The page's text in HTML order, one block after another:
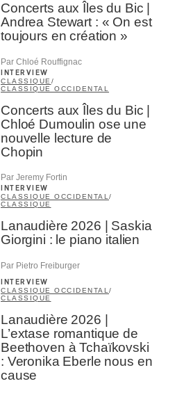
Concerts aux Îles du Bic |
Andrea Stewart : « On est
toujours en création »
Par Chloé Rouffignac
INTERVIEW
CLASSIQUE /
CLASSIQUE OCCIDENTAL
Concerts aux Îles du Bic |
Chloé Dumoulin ose une
nouvelle lecture de
Chopin
Par Jeremy Fortin
INTERVIEW
CLASSIQUE OCCIDENTAL/
CLASSIQUE
Lanaudière 2026 | Saskia
Giorgini : le piano italien
Par Pietro Freiburger
INTERVIEW
CLASSIQUE OCCIDENTAL/
CLASSIQUE
Lanaudière 2026 |
L’extase romantique de
Beethoven à Tchaïkovski
: Veronika Eberle nous en
cause